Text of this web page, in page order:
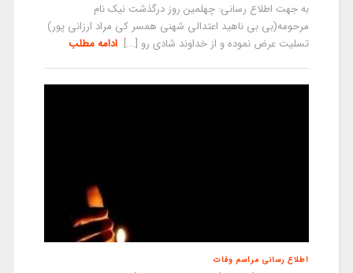
به جهت اطلاع رسانی: چهلمین روز درگذشت نیک نام
مرحومه(بی بی ناهید اعتدالی شهنی همسر کی مراد ارزانی پور)
تسلیت عرض نموده و از خداوند شادی رو [...] ادامه مطلب
اطلاع رسانی مراسم وفات